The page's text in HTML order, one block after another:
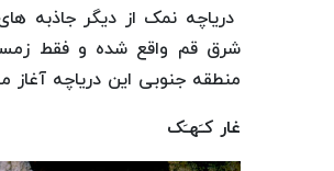
دریاچه نمک از دیگر جاذبه
شرق قم واقع شده و فقط
منطقه جنوبی این دریاچه
غار کـَهـَک